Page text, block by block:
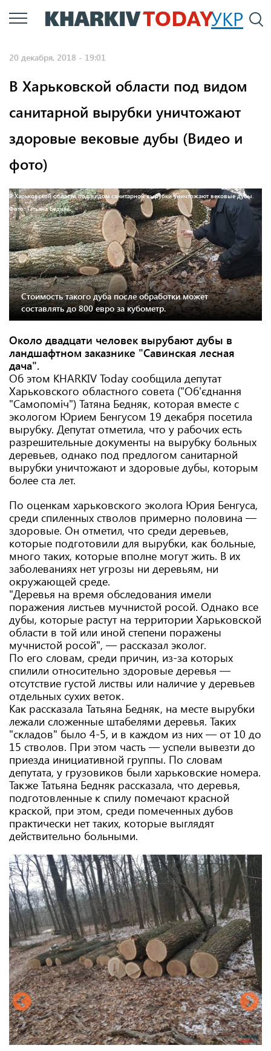
Перейти
к
УКР
20 декабря, 2018 - 19:01
В Харьковской области под видом
санитарной вырубки уничтожают
здоровые вековые дубы (Видео и
фото)
В Харьковской области под видом санитарной вырубки уничтожают вековые дубы.
Фото: Татьяна Бедняк.
Стоимость такого дуба после обработки может
составлять до 800 евро за кубометр.
Около двадцати человек вырубают дубы в
ландшафтном заказнике "Савинская лесная
дача".
Об этом KHARKIV Today сообщила депутат
Харьковского областного совета ("Об'єднання
"Самопоміч") Татяна Бедняк, которая вместе с
экологом Юрием Бенгусом 19 декабря посетила
вырубку. Депутат отметила, что у рабочих есть
разрешительные документы на вырубку больных
деревьев, однако под предлогом санитарной
вырубки уничтожают и здоровые дубы, которым
более ста лет.
По оценкам харьковского эколога Юрия Бенгуса,
среди спиленных стволов примерно половина —
здоровые. Он отметил, что среди деревьев,
которые подготовили для вырубки, как больные,
много таких, которые вполне могут жить. В их
заболеваниях нет угрозы ни деревьям, ни
окружающей среде.
"Деревья на время обследования имели
поражения листьев мучнистой росой. Однако все
дубы, которые растут на территории Харьковской
области в той или иной степени поражены
мучнистой росой", — рассказал эколог.
По его словам, среди причин, из-за которых
спилили относительно здоровые деревья —
отсутствие густой листвы или наличие у деревьев
отдельных сухих веток.
Как рассказала Татьяна Бедняк, на месте вырубки
лежали сложенные штабелями деревья. Таких
"складов" было 4-5, и в каждом из них — от 10 до
15 стволов. При этом часть — успели вывезти до
приезда инициативной группы. По словам
депутата, у грузовиков были харьковские номера.
Также Татьяна Бедняк рассказала, что деревья,
подготовленные к спилу помечают красной
краской, при этом, среди помеченных дубов
практически нет таких, которые выглядят
действительно больными.